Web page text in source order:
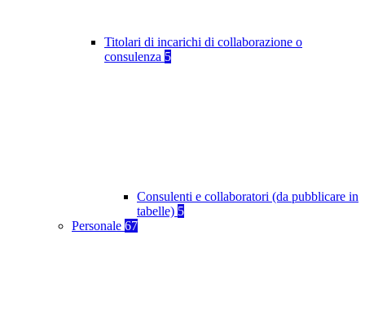
Titolari di incarichi di collaborazione o
consulenza 5
Consulenti e collaboratori (da pubblicare in
tabelle) 5
Personale 67